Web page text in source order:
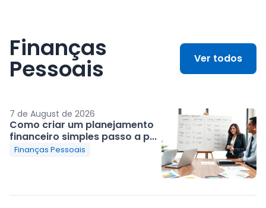
Finanças
Pessoais Ver todos
7 de August de 2026
Como criar um planejamento
financeiro simples passo a p...
Finanças Pessoais